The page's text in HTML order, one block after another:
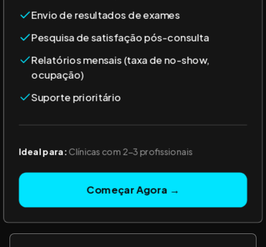
Envio de resultados de exames
Pesquisa de satisfação pós-consulta
Relatórios mensais (taxa de no-show,
ocupação)
Suporte prioritário
Ideal para: Clínicas com 2-3 profissionais
Começar Agora →